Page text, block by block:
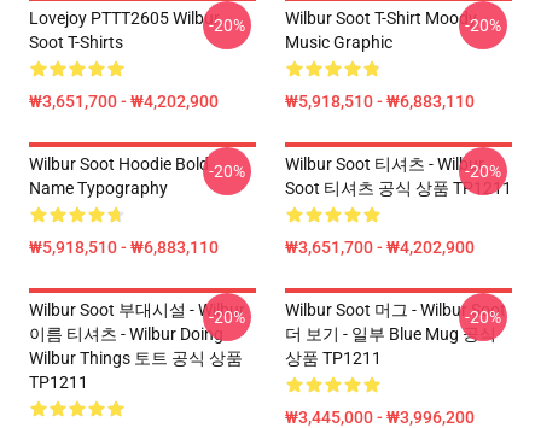
Lovejoy PTTT2605 Wilbur
Soot T-Shirts
₩3,651,700 - ₩4,202,900
-20%
Wilbur Soot T-Shirt Moody
Music Graphic
₩5,918,510 - ₩6,883,110
-20%
Wilbur Soot Hoodie Bold
Name Typography
₩5,918,510 - ₩6,883,110
-20%
Wilbur Soot 티셔츠 - Wilbur
Soot 티셔츠 공식 상품 TP1211
₩3,651,700 - ₩4,202,900
-20%
Wilbur Soot 부대시설 - Wilbur
이름 티셔츠 - Wilbur Doing
Wilbur Things 토트 공식 상품
TP1211
-20%
Wilbur Soot 머그 - Wilbur Soot
더 보기 - 일부 Blue Mug 공식
상품 TP1211
₩3,445,000 - ₩3,996,200
-20%